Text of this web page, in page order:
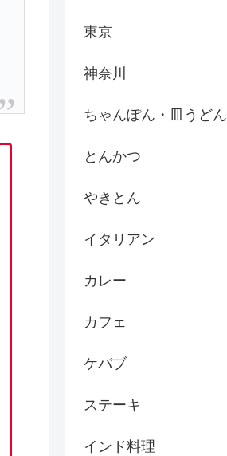
東京
神奈川
ちゃんぽん・皿うどん
とんかつ
やきとん
イタリアン
カレー
カフェ
ケバブ
ステーキ
インド料理